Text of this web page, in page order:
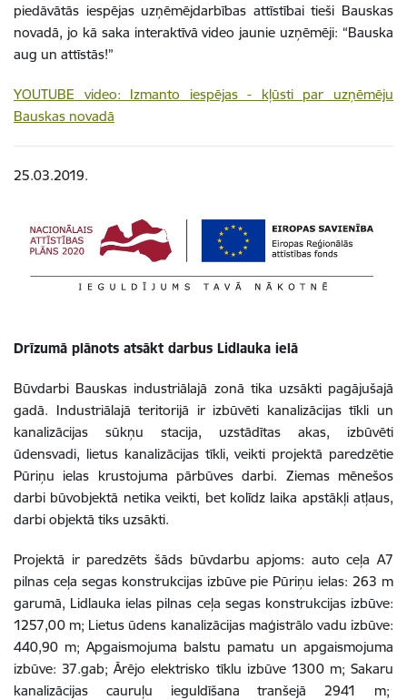
piedāvātās iespējas uzņēmējdarbības attīstībai tieši Bauskas
novadā, jo kā saka interaktīvā video jaunie uzņēmēji: “Bauska
aug un attīstās!”
YOUTUBE video: Izmanto iespējas - kļūsti par uzņēmēju
Bauskas novadā
25.03.2019.
Drīzumā plānots atsākt darbus Lidlauka ielā
Būvdarbi Bauskas industriālajā zonā tika uzsākti pagājušajā
gadā. Industriālajā teritorijā ir izbūvēti kanalizācijas tīkli un
kanalizācijas sūkņu stacija, uzstādītas akas, izbūvēti
ūdensvadi, lietus kanalizācijas tīkli, veikti projektā paredzētie
Pūriņu ielas krustojuma pārbūves darbi. Ziemas mēnešos
darbi būvobjektā netika veikti, bet kolīdz laika apstākļi atļaus,
darbi objektā tiks uzsākti.
Projektā ir paredzēts šāds būvdarbu apjoms: auto ceļa A7
pilnas ceļa segas konstrukcijas izbūve pie Pūriņu ielas: 263 m
garumā, Lidlauka ielas pilnas ceļa segas konstrukcijas izbūve:
1257,00 m; Lietus ūdens kanalizācijas maģistrālo vadu izbūve:
440,90 m; Apgaismojuma balstu pamatu un apgaismojuma
izbūve: 37.gab; Ārējo elektrisko tīklu izbūve 1300 m; Sakaru
kanalizācijas cauruļu ieguldīšana tranšejā 2941 m;